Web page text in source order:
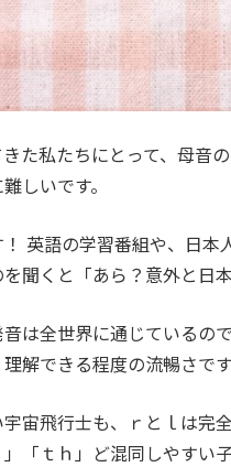
た私たちにとって、母音
しいです。
英語の学習番組や、日
聞くと「あら？意外と日
は全世界に通じているの
解できる程度の流暢さです
宙飛行士も、ｒとｌは完
」「ｔｈ」ど混同しやす